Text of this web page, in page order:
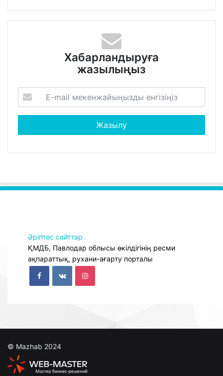
Хабарландыруға
жазылыңыз
Әріптес сайттар
ҚМДБ, Павлодар облысы өкілдігінің ресми
ақпараттық, рухани-ағарту порталы
© Mazhab 2024